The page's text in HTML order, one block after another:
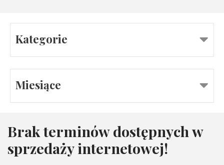
Kategorie
Miesiące
Brak terminów dostępnych w
sprzedaży internetowej!